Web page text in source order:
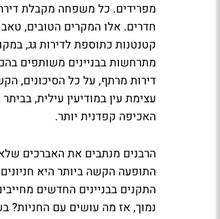
מפרידים. כל משפחה מקבלת
חדרים. אלו המקרים הטובים,
קטנטנות כתוספת לדירות גג,
מתרחשות בבניינים משותפים
דירות מרתף, על כל הסיכונים,
עצימת עין במודיעין עילית,
האכיפה קפדנית יותר.
הרבנים מנתבים את האברכים שלא
התופעה הקשה ביותר היא
התקנים בבניינים החדשים
נמוך, אז מה עושים עם החניות?